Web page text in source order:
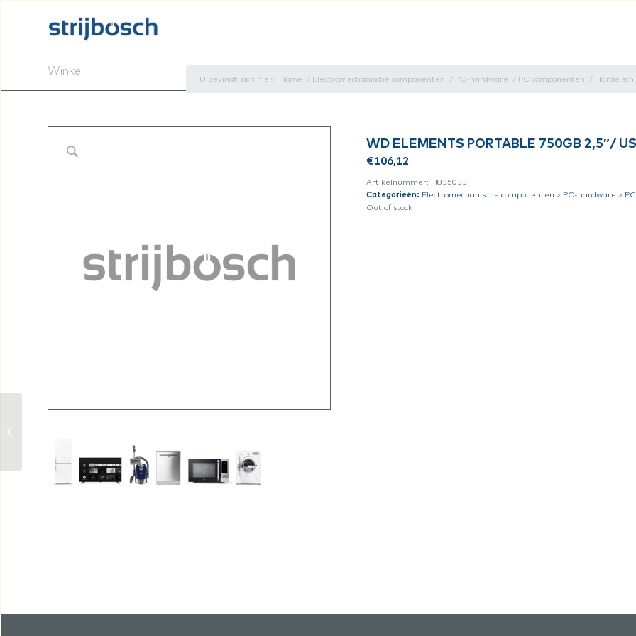
Winkel
U bevindt zich hier: Home / Electromechanische componenten / PC-hardware / PC componenten / Harde
WD ELEMENTS PORTABLE 750GB 2,5″/
€106,12
Artikelnummer: H835033
Categorieën: Electromechanische componenten > PC-hardware >
Out of stock